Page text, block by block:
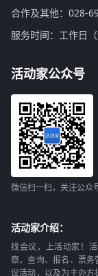
合作及其他：028-
服务时间：工作日
活动家公众号
微信扫一扫，关注公众
活动家介绍：
找会议，上活动家！
察，查询、报名、票
议活动，以及为主办